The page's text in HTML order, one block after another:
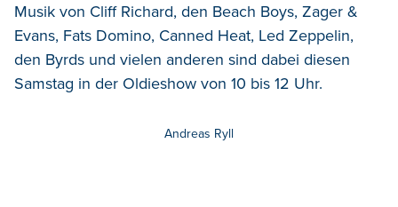
Musik von Cliff Richard, den Beach Boys, Zager &
Evans, Fats Domino, Canned Heat, Led Zeppelin,
den Byrds und vielen anderen sind dabei diesen
Samstag in der Oldieshow von 10 bis 12 Uhr.
Andreas Ryll